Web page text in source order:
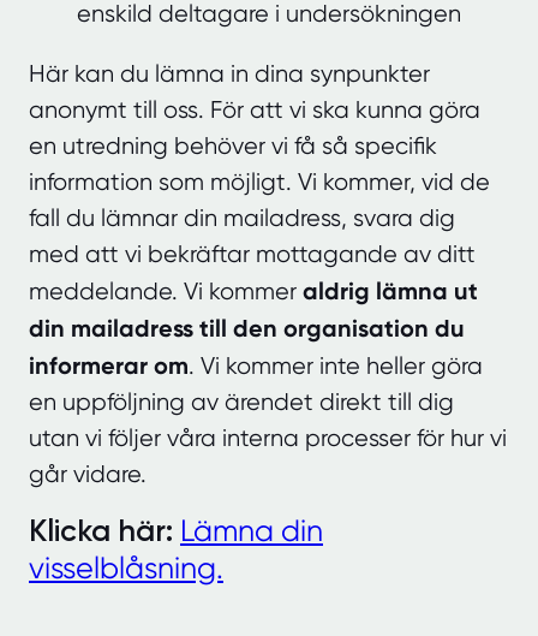
enskild deltagare i undersökningen
Här kan du lämna in dina synpunkter
anonymt till oss. För att vi ska kunna göra
en utredning behöver vi få så specifik
information som möjligt. Vi kommer, vid de
fall du lämnar din mailadress, svara dig
med att vi bekräftar mottagande av ditt
meddelande. Vi kommer aldrig lämna ut
din mailadress till den organisation du
informerar om. Vi kommer inte heller göra
en uppföljning av ärendet direkt till dig
utan vi följer våra interna processer för hur vi
går vidare.
Klicka här: Lämna din
visselblåsning.